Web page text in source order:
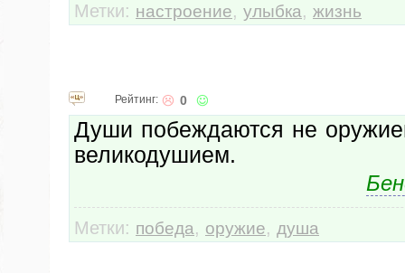
Метки: настроение, улыбка, жизнь
Рейтинг: 0
Души побеждаются не
великодушием.
Метки: победа, оружие, душа